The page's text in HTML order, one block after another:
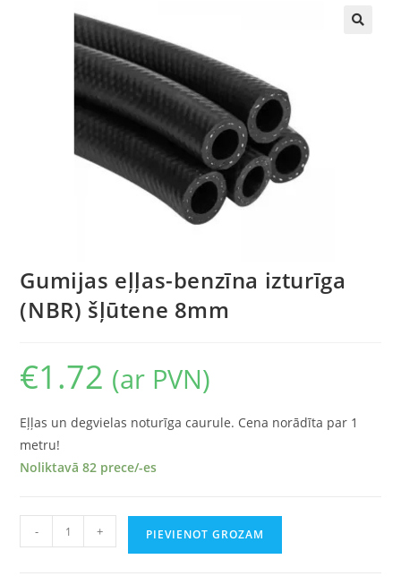
Gumijas eļļas-benzīna izturīga
(NBR) šļūtene 8mm
€1.72 (ar PVN)
Eļļas un degvielas noturīga caurule. Cena norādīta par 1
metru!
Noliktavā 82 prece/-es
- + PIEVIENOT GROZAM